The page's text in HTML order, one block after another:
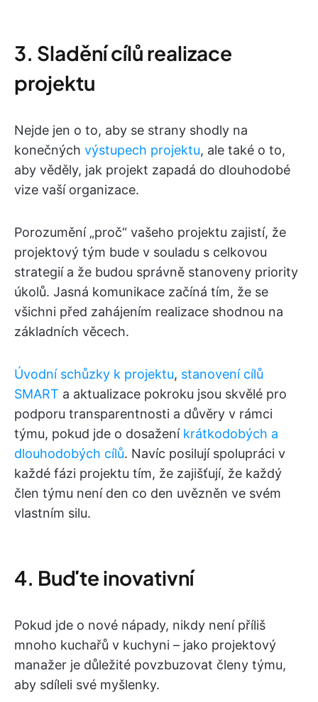
3. Sladění cílů realizace
projektu
Nejde jen o to, aby se strany shodly na
konečných výstupech projektu, ale také o to,
aby věděly, jak projekt zapadá do dlouhodobé
vize vaší organizace.
Porozumění „proč“ vašeho projektu zajistí, že
projektový tým bude v souladu s celkovou
strategií a že budou správně stanoveny priority
úkolů. Jasná komunikace začíná tím, že se
všichni před zahájením realizace shodnou na
základních věcech.
Úvodní schůzky k projektu, stanovení cílů
SMART a aktualizace pokroku jsou skvělé pro
podporu transparentnosti a důvěry v rámci
týmu, pokud jde o dosažení krátkodobých a
dlouhodobých cílů. Navíc posilují spolupráci v
každé fázi projektu tím, že zajišťují, že každý
člen týmu není den co den uvězněn ve svém
vlastním silu.
4. Buďte inovativní
Pokud jde o nové nápady, nikdy není příliš
mnoho kuchařů v kuchyni – jako projektový
manažer je důležité povzbuzovat členy týmu,
aby sdíleli své myšlenky.